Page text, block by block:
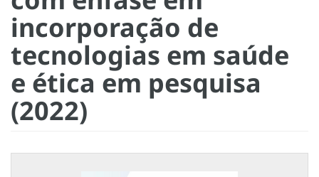
incorporação de
tecnologias em saúde
e ética em pesquisa
(2022)